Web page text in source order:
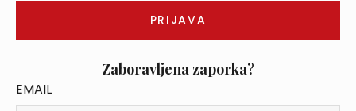
Zaboravljena zaporka?
EMAIL